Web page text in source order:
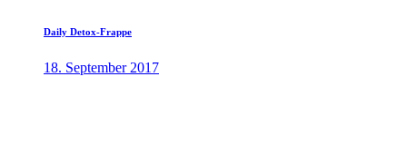
Daily Detox-Frappe
18. September 2017